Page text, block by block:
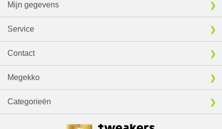
Mijn gegevens
Service
Contact
Megekko
Categorieën